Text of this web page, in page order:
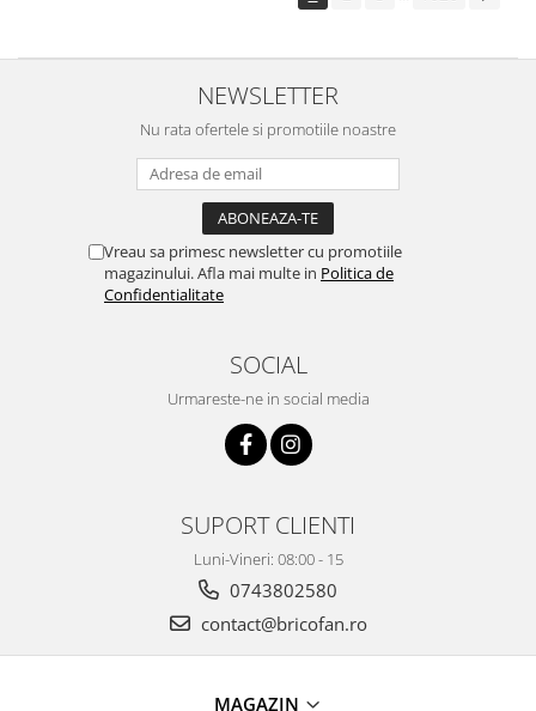
Figurine si decoratiuni Craciun
Furtun - Tub - rola craciun
Instalatii Craciun 220V
Instalatii cu baterii
Instalatii de Craciun
Instalatii liniare si role de furtun
Instalatii liniare/sir
Instalatii perdea
Instalatii turturi-franjuri
Turturi/Franjuri 220V
Diverse pentru casa si camping
Balamale si zavoare
Broaste si clante
NEWSLETTER
Nu rata ofertele si promotiile noastre
Vreau sa primesc newsletter cu promotiile
magazinului. Afla mai multe in Politica de
Confidentialitate
SOCIAL
Urmareste-ne in social media
SUPORT CLIENTI
Luni-Vineri: 08:00 - 15
0743802580
contact@bricofan.ro
MAGAZIN